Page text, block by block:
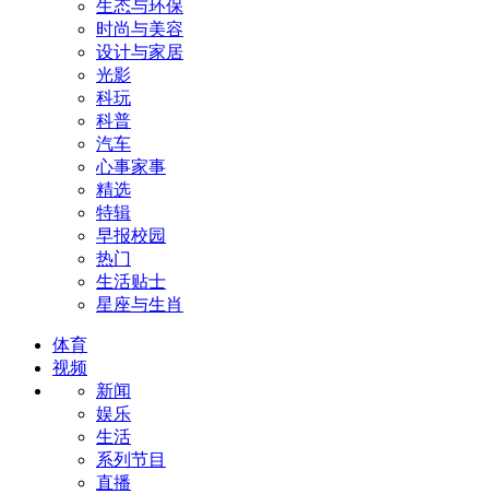
生态与环保
时尚与美容
设计与家居
光影
科玩
科普
汽车
心事家事
精选
特辑
早报校园
热门
生活贴士
星座与生肖
体育
视频
新闻
娱乐
生活
系列节目
直播